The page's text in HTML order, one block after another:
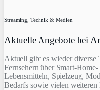
Streaming, Technik & Medien
Aktuelle Angebote bei
Aktuell gibt es wieder diverse
Fernsehern über Smart-
Lebensmitteln, Spielzeug,
Bedarfs sowie vielen